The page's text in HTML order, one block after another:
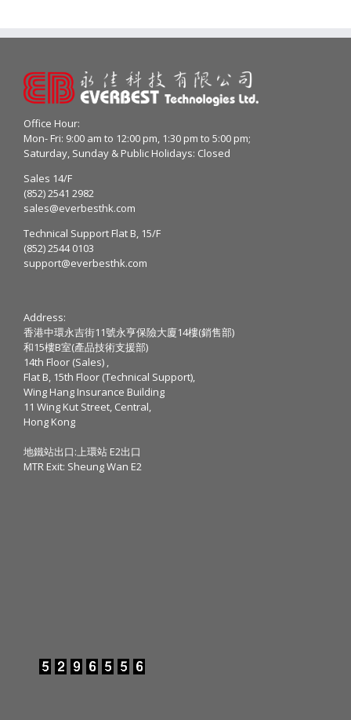
Office Hour:
Mon- Fri: 9:00 am to 12:00 pm, 1:30 pm to 5:00 pm;
Saturday, Sunday & Public Holidays: Closed
Sales 14/F
(852) 2541 2982
sales@everbesthk.com
Technical Support Flat B, 15/F
(852) 2544 0103
support@everbesthk.com
Address:
香港中環永吉街11號永亨保險大廈14樓(銷售部)
和15樓B室(產品技術支援部)
14th Floor (Sales) ,
Flat B, 15th Floor (Technical Support),
Wing Hang Insurance Building
11 Wing Kut Street, Central,
Hong Kong
地鐵站出口:上環站 E2出口
MTR Exit: Sheung Wan E2